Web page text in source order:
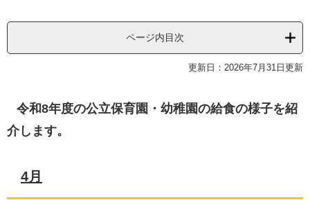
本
へ
ページ内目次
更新日：2026年7月31日更新
令和8年度の公立保育園・幼稚園の給食の様子を紹
介します。
4月